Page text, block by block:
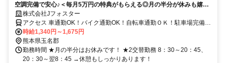
空調完備で安心♪＜毎月5万円の特典がもらえる◎月の半分が休みも嬉し
い♪＞人柄重視の採用！モクモク作業＆シンプル作業！
株式会社Jフォスター
アクセス 車通勤OK！バイク通勤OK！自転車通勤ＯＫ！駐車場完備＆
通勤手当有（規定）で安心！
時給1,340円～1,675円
熊本県玉名郡
勤務時間 ★月の半分はお休みです！ ★2交替勤務 8：30～20：45、
20：30～翌8：45 →休憩もしっかりあります！